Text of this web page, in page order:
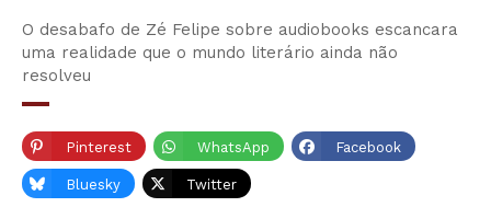
O desabafo de Zé Felipe sobre audiobooks escancara
uma realidade que o mundo literário ainda não
resolveu
Pinterest WhatsApp Facebook
Bluesky Twitter